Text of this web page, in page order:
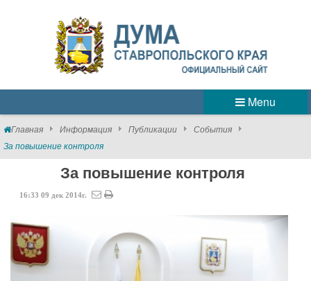
Menu
Главная Информация Публикации
События
За повышение контроля
За повышение контроля
16:33 09 дек 2014г.